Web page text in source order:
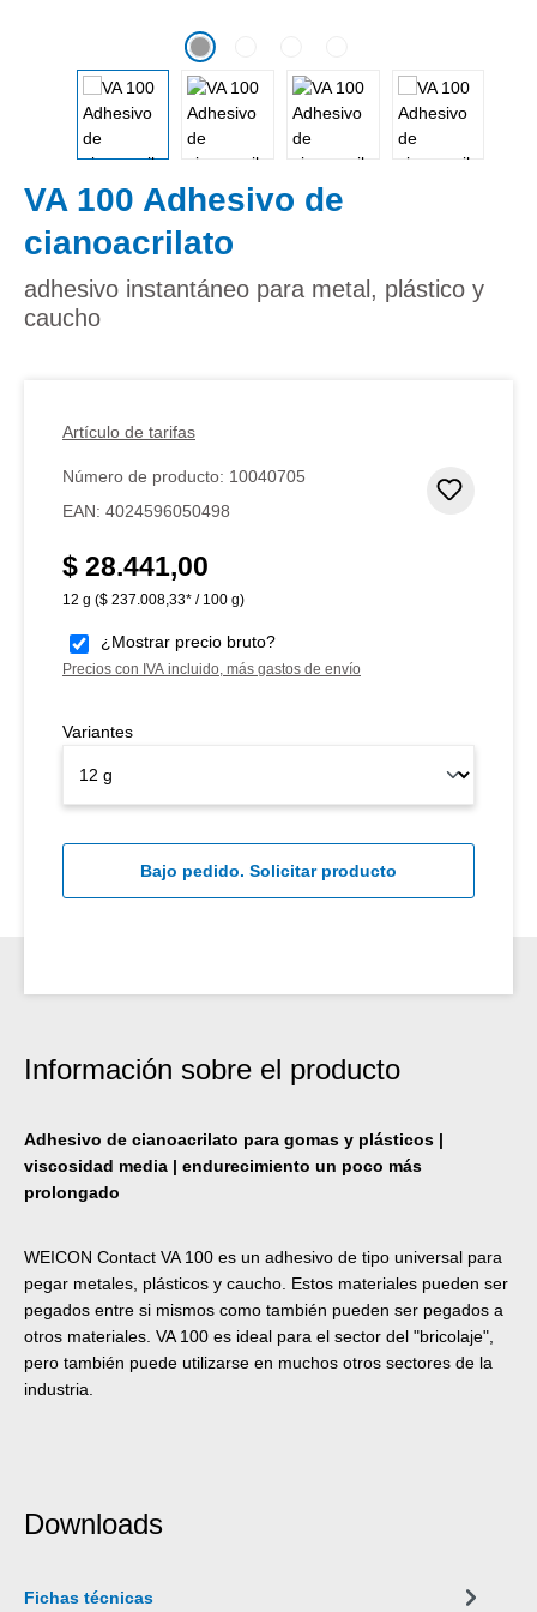
VA 100 Adhesivo de
cianoacrilato
adhesivo instantáneo para metal, plástico y
caucho
Artículo de tarifas
Número de producto: 10040705
EAN: 4024596050498
Precio normal:
$ 28.441,00
12 g ($ 237.008,33* / 100 g)
¿Mostrar precio bruto?
Precios con IVA incluido, más gastos de envío
Variantes
Bajo pedido. Solicitar producto
Información sobre el producto
Adhesivo de cianoacrilato para gomas y plásticos |
viscosidad media | endurecimiento un poco más
prolongado
WEICON Contact VA 100 es un adhesivo de tipo universal para
pegar metales, plásticos y caucho. Estos materiales pueden ser
pegados entre si mismos como también pueden ser pegados a
otros materiales. VA 100 es ideal para el sector del "bricolaje",
pero también puede utilizarse en muchos otros sectores de la
industria.
Downloads
Fichas técnicas